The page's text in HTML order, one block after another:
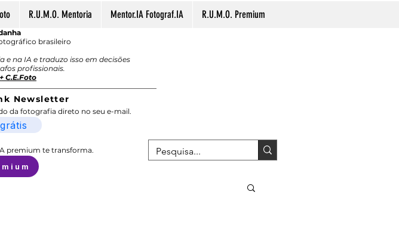
R.U.M.O. Mentoria Mentor.IA Fotograf.IA R.U.M.O. Premium
brasileiro
na IA e traduzo isso em decisões
profissionais.
C.E.Foto
Newsletter
da fotografia direto no seu e-mail.
premium te transforma.